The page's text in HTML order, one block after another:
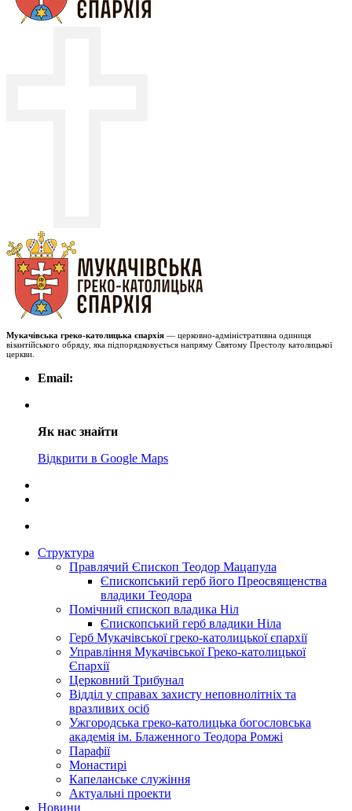
Мукачівська греко-католицька єпархія — церковно-адміністративна одиниця
візантійського обряду, яка підпорядковується напряму Святому Престолу католицької
церкви.
Email:
Як нас знайти
Відкрити в Google Maps
Структура
Правлячий Єпископ Теодор Мацапула
Єпископський герб його Преосвященства
владики Теодора
Помічний єпископ владика Ніл
Єпископський герб владики Ніла
Герб Мукачівської греко-католицької єпархії
Управління Мукачівської Греко-католицької
Єпархії
Церковний Трибунал
Відділ у справах захисту неповнолітніх та
вразливих осіб
Ужгородська греко-католицька богословська
академія ім. Блаженного Теодора Ромжі
Парафії
Монастирі
Капеланське служіння
Актуальні проекти
Новини